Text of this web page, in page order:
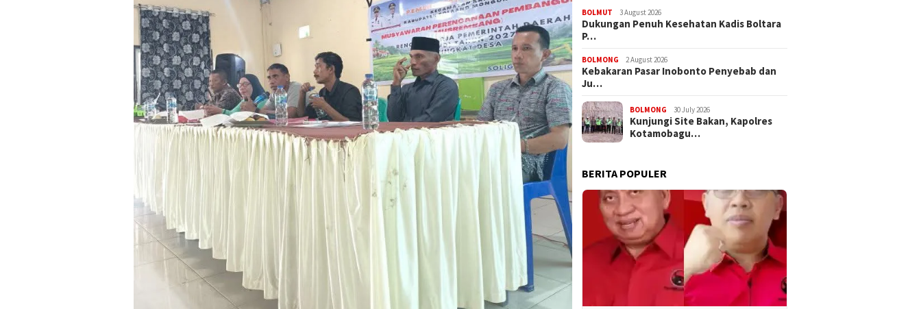
BOLMUT 3 August 2026
Dukungan Penuh Kesehatan Kadis Boltara
P…
BOLMONG 2 August 2026
Kebakaran Pasar Inobonto Penyebab dan
Ju…
BOLMONG 30 July 2026
Kunjungi Site Bakan, Kapolres
Kotamobagu…
BERITA POPULER